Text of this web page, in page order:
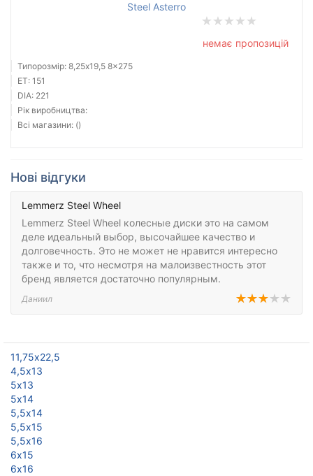
Steel Asterro
немає пропозицій
Типорозмір: 8,25x19,5 8x275
ET: 151
DIA: 221
Рік виробництва:
Всі магазини: ()
Нові відгуки
Lemmerz Steel Wheel
Lemmerz Steel Wheel колесные диски это на самом
деле идеальный выбор, высочайшее качество и
долговечность. Это не может не нравится интересно
также и то, что несмотря на малоизвестность этот
бренд является достаточно популярным.
Даниил
11,75х22,5
4,5х13
5х13
5х14
5,5х14
5,5х15
5,5х16
6х15
6х16